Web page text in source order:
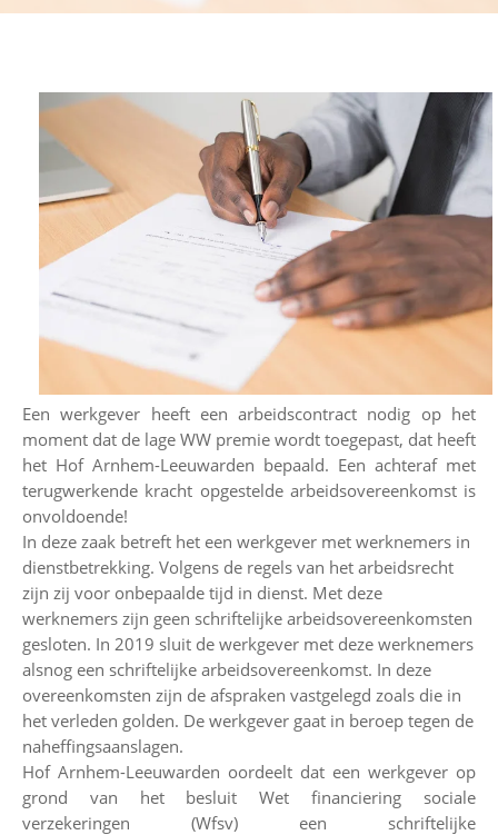
Een werkgever heeft een arbeidscontract nodig op het
moment dat de lage WW premie wordt toegepast, dat heeft
het Hof Arnhem-Leeuwarden bepaald. Een achteraf met
terugwerkende kracht opgestelde arbeidsovereenkomst is
onvoldoende!
In deze zaak betreft het een werkgever met werknemers in
dienstbetrekking. Volgens de regels van het arbeidsrecht
zijn zij voor onbepaalde tijd in dienst. Met deze
werknemers zijn geen schriftelijke arbeidsovereenkomsten
gesloten. In 2019 sluit de werkgever met deze werknemers
alsnog een schriftelijke arbeidsovereenkomst. In deze
overeenkomsten zijn de afspraken vastgelegd zoals die in
het verleden golden. De werkgever gaat in beroep tegen de
naheffingsaanslagen.
Hof Arnhem-Leeuwarden oordeelt dat een werkgever op
grond van het besluit Wet financiering sociale
verzekeringen (Wfsv) een schriftelijke